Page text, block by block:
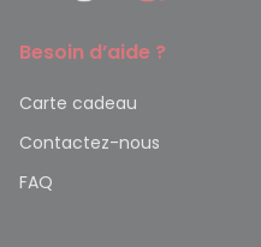
Besoin d’aide ?
Carte cadeau
Contactez-nous
FAQ